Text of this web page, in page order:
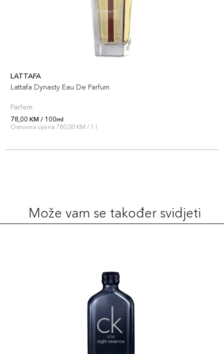
LATTAFA
Lattafa Dynasty Eau De Parfum
Parfem
78,00 KM / 100ml
Osnovna cijena 780,00 KM / 1 l
Može vam se također svidjeti